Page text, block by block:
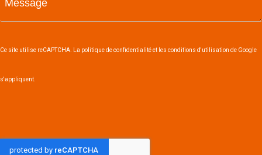
Ce site utilise reCAPTCHA. La politique de confidentialité et les conditions d'utilisation de Google
s'appliquent.